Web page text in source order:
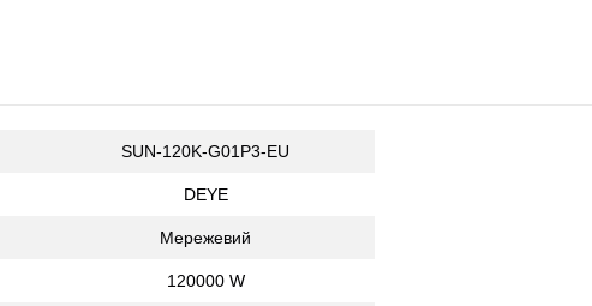
SUN-120K-G01P3-EU
DEYE
Мережевий
120000 W